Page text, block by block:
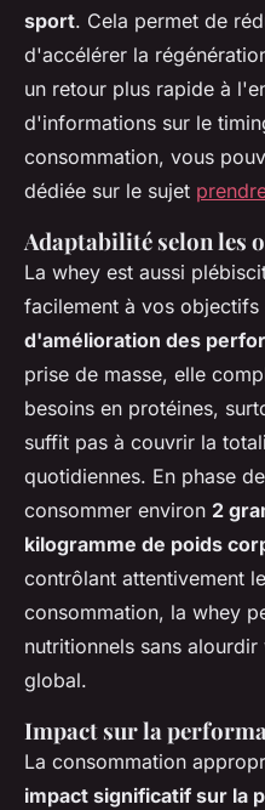
sport. Cela permet de
d'accélérer la
un retour plus rapide à
d'informations sur le
consommation, vous
dédiée sur le sujet
Adaptabilité selon les
La whey est aussi
facilement à vos objectifs
d'amélioration des
prise de masse, elle
besoins en protéines,
suffit pas à couvrir la
quotidiennes. En phase de
consommer environ 2
kilogramme de poids
contrôlant attentivement
consommation, la whey
nutritionnels sans
global.
Impact sur la
La consommation
impact significatif sur la